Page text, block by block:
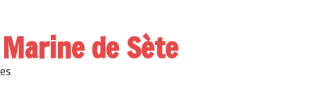
de Sète